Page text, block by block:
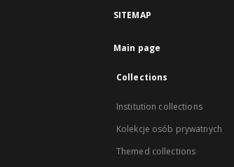
SITEMAP
Main page
Collections
Institution collections
Kolekcje osób prywatnych
Themed collections